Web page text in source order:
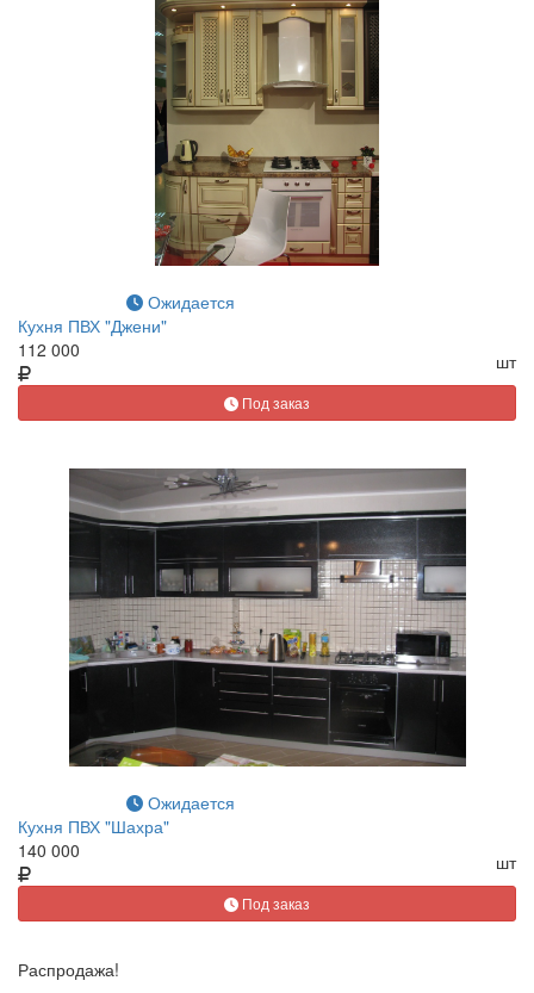
Ожидается
Кухня ПВХ "Джени"
112 000
шт
Под заказ
Ожидается
Кухня ПВХ "Шахра"
140 000
шт
Под заказ
Распродажа!